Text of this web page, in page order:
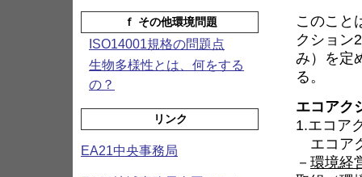
このこと
クション
み）を定
る。
エコアク
1.エコア
エコア
－ 環境経
ｆ その他環境問題
ISO14001規格の問題点
生物多様性とは、何をする
の？
リンク
EA21中央事務局